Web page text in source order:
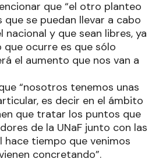
que “el otro planteo
que se puedan llevar a cabo
nacional y que sean libres, ya
ocurre es que sólo
el aumento que nos van a
“nosotros tenemos unas
es decir en el ámbito
que tratar los puntos que
de la UNaF junto con las
hace tiempo que venimos
concretando”.